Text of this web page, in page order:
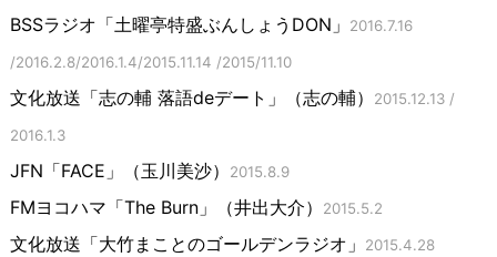
BSSラジオ「土曜亭特盛ぶんしょうDON」 2016.7.16
/2016.2.8/2016.1.4/2015.11.14 /2015/11.10
文化放送「志の輔 落語deデート」（志の輔） 2015.12.13 /
2016.1.3
JFN「FACE」（玉川美沙） 2015.8.9
FMヨコハマ「The Burn」（井出大介） 2015.5.2
文化放送「大竹まことのゴールデンラジオ」 2015.4.28